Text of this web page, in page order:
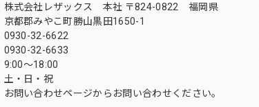
株式会社レザックス 本社 〒824-0822 福岡県
京都郡みやこ町勝山黒田1650-1
0930-32-6622
0930-32-6633
9:00〜18:00
土・日・祝
お問い合わせページからお問い合わせください。